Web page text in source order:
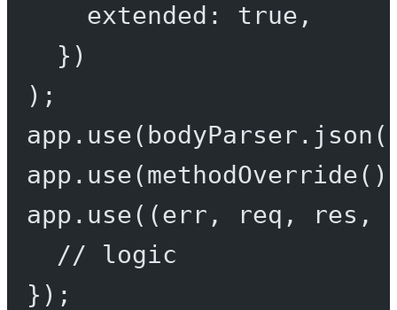
extended: true ,
})
);
app. use(bodyParser. json
app. use(methodOverride
app. use((err , req , res ,
// logic
});